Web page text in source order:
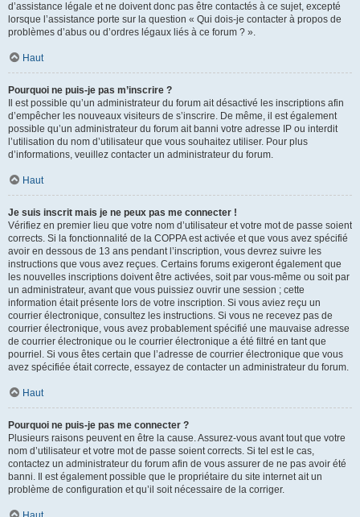
d’assistance légale et ne doivent donc pas être contactés à ce sujet, excepté
lorsque l’assistance porte sur la question « Qui dois-je contacter à propos de
problèmes d’abus ou d’ordres légaux liés à ce forum ? ».
Haut
Pourquoi ne puis-je pas m’inscrire ?
Il est possible qu’un administrateur du forum ait désactivé les inscriptions afin
d’empêcher les nouveaux visiteurs de s’inscrire. De même, il est également
possible qu’un administrateur du forum ait banni votre adresse IP ou interdit
l’utilisation du nom d’utilisateur que vous souhaitez utiliser. Pour plus
d’informations, veuillez contacter un administrateur du forum.
Haut
Je suis inscrit mais je ne peux pas me connecter !
Vérifiez en premier lieu que votre nom d’utilisateur et votre mot de passe soient
corrects. Si la fonctionnalité de la COPPA est activée et que vous avez spécifié
avoir en dessous de 13 ans pendant l’inscription, vous devrez suivre les
instructions que vous avez reçues. Certains forums exigeront également que
les nouvelles inscriptions doivent être activées, soit par vous-même ou soit par
un administrateur, avant que vous puissiez ouvrir une session ; cette
information était présente lors de votre inscription. Si vous aviez reçu un
courrier électronique, consultez les instructions. Si vous ne recevez pas de
courrier électronique, vous avez probablement spécifié une mauvaise adresse
de courrier électronique ou le courrier électronique a été filtré en tant que
pourriel. Si vous êtes certain que l’adresse de courrier électronique que vous
avez spécifiée était correcte, essayez de contacter un administrateur du forum.
Haut
Pourquoi ne puis-je pas me connecter ?
Plusieurs raisons peuvent en être la cause. Assurez-vous avant tout que votre
nom d’utilisateur et votre mot de passe soient corrects. Si tel est le cas,
contactez un administrateur du forum afin de vous assurer de ne pas avoir été
banni. Il est également possible que le propriétaire du site internet ait un
problème de configuration et qu’il soit nécessaire de la corriger.